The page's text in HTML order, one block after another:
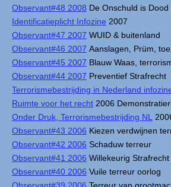
Observant#48 2008 De Onschuld is Dood
Identificatieplicht Infozine 2007
Observant#47 2007 WUID & buitenland
Observant#46 2007 Aanslagen, Prüm,
Observant#45 2007 Blauw Waas,
Observant#44 2007 Preventief Strafrecht
Terrorismebestrijding in Nederland
Ruimte voor het recht 2006
Onder Druk, Terrorismebestrijding NL
Observant#43 2006 Kiezen verdwijnen
Observant#42 2006 Schaduw terreur
Observant#41 2006 Willekeurig Strafrecht
Observant#40 2006 Vuile terreur oorlog